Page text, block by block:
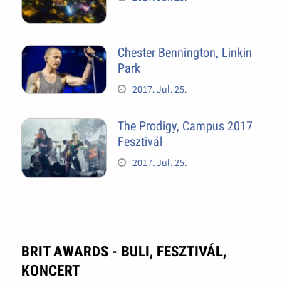
Chester Bennington, Linkin
Park
2017. Jul. 25.
The Prodigy, Campus 2017
Fesztivál
2017. Jul. 25.
BRIT AWARDS - BULI, FESZTIVÁL,
KONCERT